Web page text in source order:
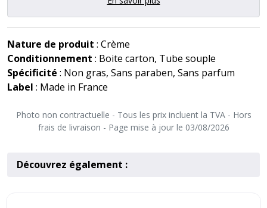
Nature de produit : Crème
Conditionnement : Boite carton, Tube souple
Spécificité : Non gras, Sans paraben, Sans parfum
Label : Made in France
Photo non contractuelle - Tous les prix incluent la TVA - Hors
frais de livraison - Page mise à jour le 03/08/2026
Découvrez également :